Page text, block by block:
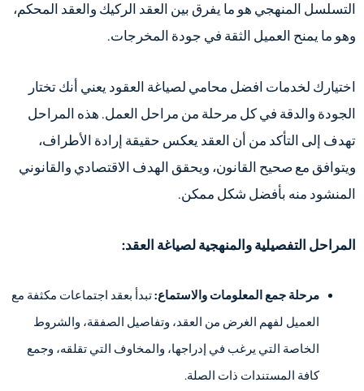
التسلسل المنهجي هو ما يفرق بين العقد الركيك والعقد المحكم،
وهو ما يمنح العميل الثقة في جودة المخرجات.
اختيارك لخدمات افضل محامي لصياغة العقود يعني أنك تختار
الجودة والدقة في كل مرحلة من مراحل العمل. هذه المراحل
تهدف إلى التأكد من أن العقد يعكس حقيقة إرادة الأطراف،
ويتوافق مع صحيح القانون، ويحقق الهدف الاقتصادي والقانوني
المنشود منه بأفضل شكل ممكن.
المراحل التفصيلية والمنهجية لصياغة العقد:
مرحلة جمع المعلومات والاستماع:تبدأ بعقد اجتماعات مكثفة مع
العميل لفهم الغرض من العقد، وتفاصيل الصفقة، والشروط
الخاصة التي يرغب في إدراجها، والمخاوف التي تقلقه، وجمع
كافة المستندات ذات الصلة.